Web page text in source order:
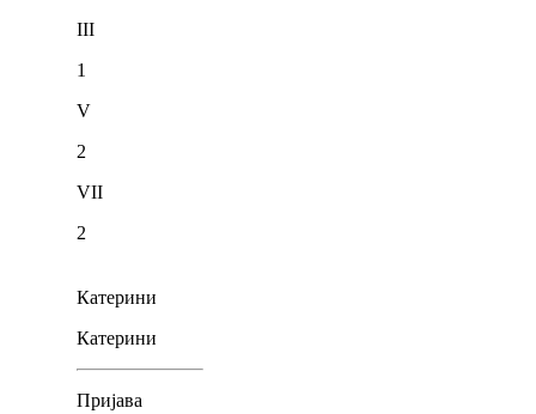
III
1
V
2
VII
2
Катерини
Катерини
Пријава